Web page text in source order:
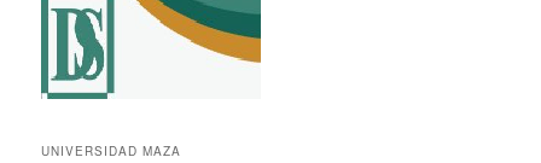
UNIVERSIDAD MAZA